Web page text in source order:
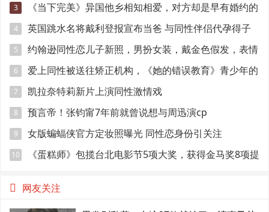
权
3
《当下完美》异国他乡相知相爱，对方却是早有婚约的
准爸爸！
4 英国跳水名将戴利登报宣布当爸 与同性伴侣代孕得子
5
约翰逊同性恋儿子新照，男扮女装，戴金色假发，表情
妩媚
6
爱上同性被送往矫正机构，《她的错误教育》青少年的
悲伤与错误
7 凯拉奈特莉新片上演同性激情戏
8 预言帝！张钧甯7年前就曾说想与周迅演cp
9 女版蝙蝠侠官方定妆照曝光 同性恋身份引关注
10
《蛋糕师》包揽台北电影节5项大奖，获得金马奖8项提
网友关注